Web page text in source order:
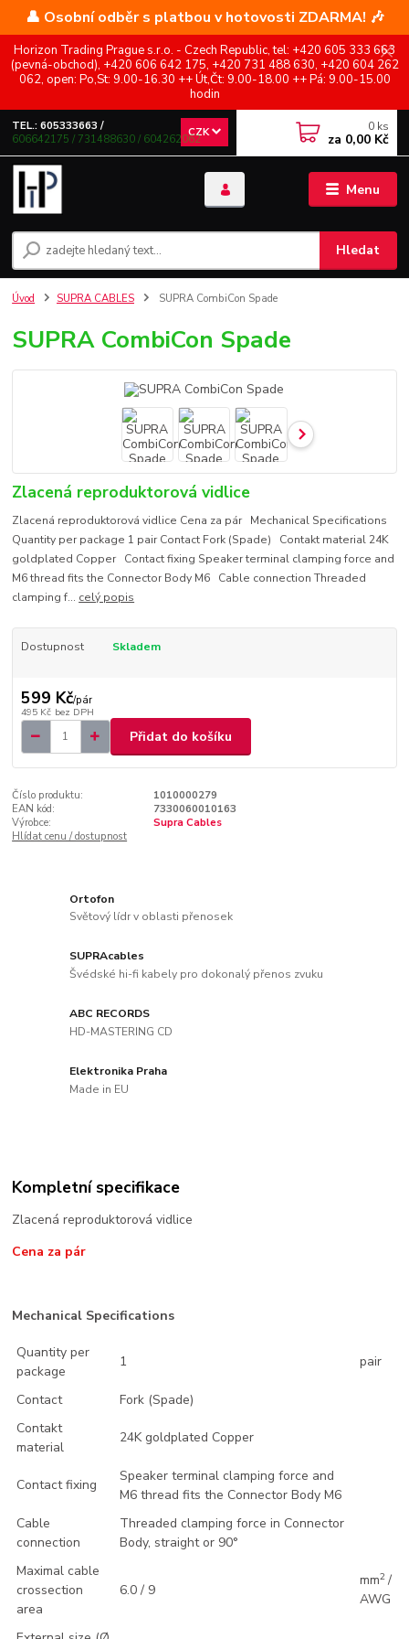
👤 Osobní odběr s platbou v hotovosti ZDARMA! 🎶
Horizon Trading Prague s.r.o. - Czech Republic, tel: +420 605 333 663
(pevná-obchod), +420 606 642 175, +420 731 488 630, +420 604 262
062, open: Po,St: 9.00-16.30 ++ Út,Čt: 9.00-18.00 ++ Pá: 9.00-15.00
hodin
Menu
CZK
Hledat
TEL.: 605333663 /
606642175 / 731488630 / 604262062
0 ks
za 0,00 Kč
Úvod SUPRA CABLES SUPRA CombiCon Spade
SUPRA CombiCon Spade
Zlacená reproduktorová vidlice
Zlacená reproduktorová vidlice Cena za pár Mechanical Specifications
Quantity per package 1 pair Contact Fork (Spade) Contakt material 24K
goldplated Copper Contact fixing Speaker terminal clamping force and
M6 thread fits the Connector Body M6 Cable connection Threaded
clamping f... celý popis
Dostupnost Skladem
599 Kč/pár
495 Kč bez DPH
Přidat do košíku
Číslo produktu:
1010000279
EAN kód:
7330060010163
Výrobce:
Supra Cables
Hlídat cenu / dostupnost
Ortofon
Světový lídr v oblasti přenosek
SUPRAcables
Švédské hi-fi kabely pro dokonalý přenos zvuku
ABC RECORDS
HD-MASTERING CD
Elektronika Praha
Made in EU
Kompletní specifikace
Zlacená reproduktorová vidlice
Cena za pár
Mechanical Specifications
Quantity per
package
1 pair
Contact
Fork (Spade)
Contakt
material
24K goldplated Copper
Contact fixing
Speaker terminal clamping force and
M6 thread fits the Connector Body M6
Cable
connection
Threaded clamping force in Connector
Body, straight or 90°
Maximal cable
crossection
area
6.0 / 9
mm2 /
AWG